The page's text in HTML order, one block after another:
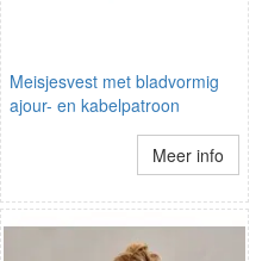
Meisjesvest met bladvormig
ajour- en kabelpatroon
Meer info